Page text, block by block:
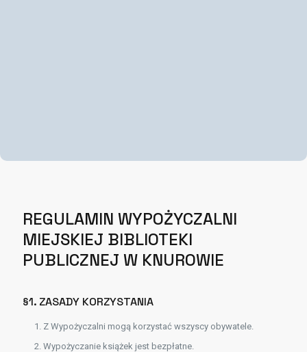
REGULAMIN WYPOŻYCZALNI
MIEJSKIEJ BIBLIOTEKI
PUBLICZNEJ W KNUROWIE
§1. ZASADY KORZYSTANIA
Z Wypożyczalni mogą korzystać wszyscy obywatele.
Wypożyczanie książek jest bezpłatne.